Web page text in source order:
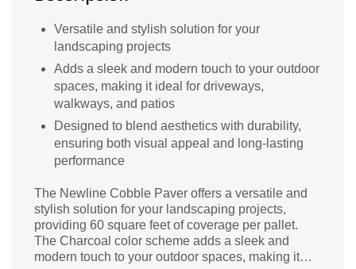
Versatile and stylish solution for your
landscaping projects
Adds a sleek and modern touch to your outdoor
spaces, making it ideal for driveways,
walkways, and patios
Designed to blend aesthetics with durability,
ensuring both visual appeal and long-lasting
performance
The Newline Cobble Paver offers a versatile and
stylish solution for your landscaping projects,
providing 60 square feet of coverage per pallet.
The Charcoal color scheme adds a sleek and
modern touch to your outdoor spaces, making it